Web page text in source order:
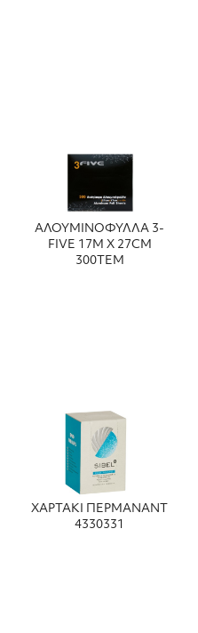
ΑΛΟΥΜΙΝΟΦΥΛΛΑ 3-
FIVE 17Μ Χ 27CM
300ΤΕΜ
ΧΑΡΤΑΚΙ ΠΕΡΜΑΝΑΝΤ
4330331